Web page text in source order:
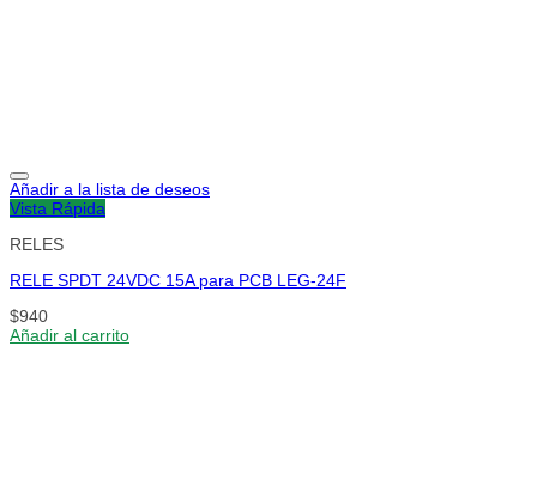
Añadir a la lista de deseos
Vista Rápida
RELES
RELE SPDT 24VDC 15A para PCB LEG-24F
$940
Añadir al carrito